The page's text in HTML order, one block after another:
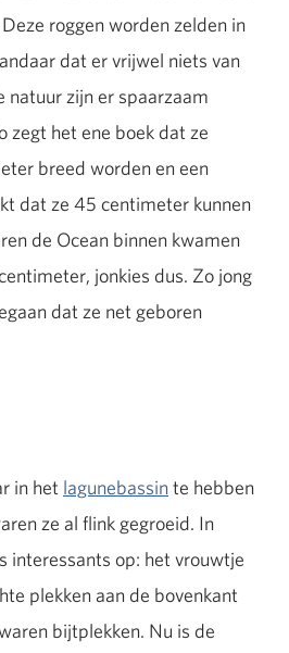
roggen worden zelden in
dat er vrijwel niets van
natuur zijn er spaarzaam
zegt het ene boek dat ze
breed worden en een
dat ze 45 centimeter kunnen
de Ocean binnen kwamen
jonkies dus. Zo jong
dat ze net geboren
in het lagunebassin te hebben
ze al flink gegroeid. In
interessants op: het vrouwtje
plekken aan de bovenkant
bijtplekken. Nu is de